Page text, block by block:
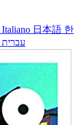
Italiano 日本語 한
עברית